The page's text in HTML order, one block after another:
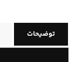
توضیحات